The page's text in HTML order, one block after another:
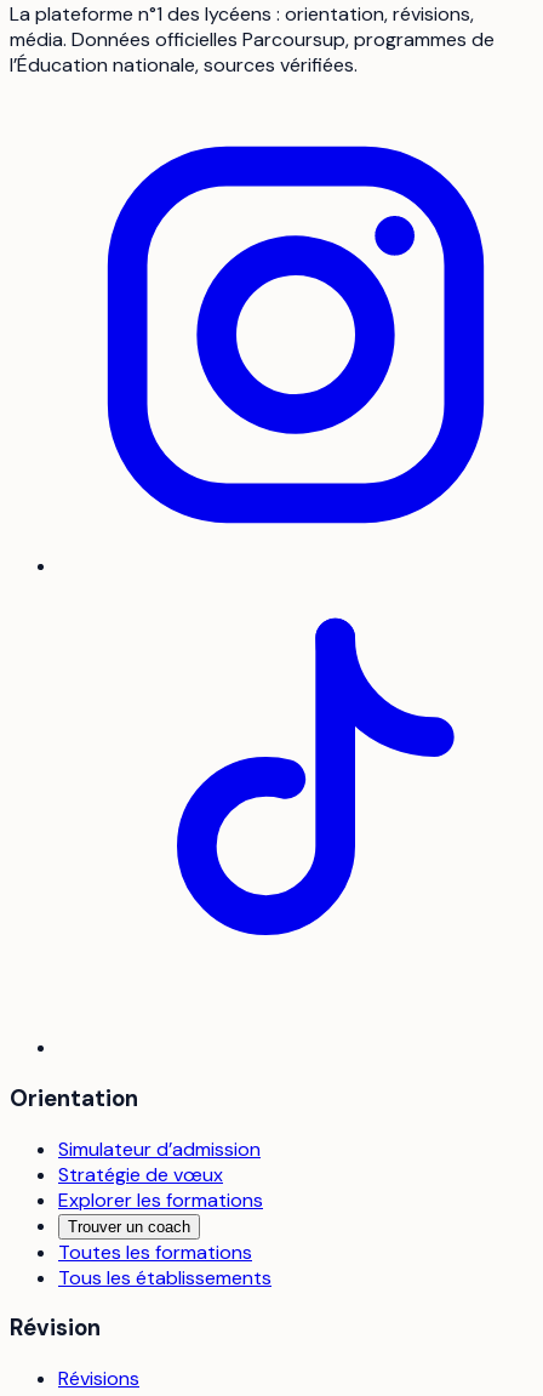
La plateforme n°1 des lycéens : orientation, révisions,
média. Données officielles Parcoursup, programmes de
l’Éducation nationale, sources vérifiées.
Orientation
Simulateur d’admission
Stratégie de vœux
Explorer les formations
Trouver un coach
Toutes les formations
Tous les établissements
Révision
Révisions